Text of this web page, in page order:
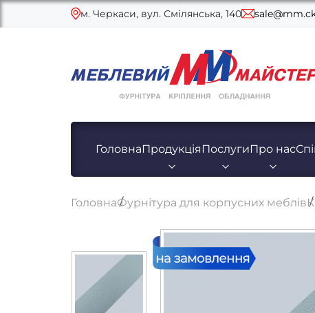
м. Черкаси, вул. Смілянська, 140
ГоловнаПродукція ПослугиПро нас
ГоловнаФурнітура для корпусних меблів